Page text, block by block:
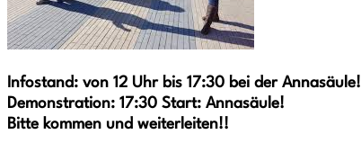
Infostand: von 12 Uhr bis 17:30 bei der Annasäule!
Demonstration: 17:30 Start: Annasäule!
Bitte kommen und weiterleiten!!